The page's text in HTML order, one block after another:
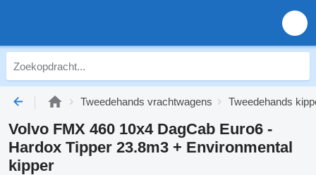
Tweedehands vrachtwagens Tweedehands
Volvo FMX 460 10x4 DagCab Euro6 -
Hardox Tipper 23.8m3 + Environmental
kipper